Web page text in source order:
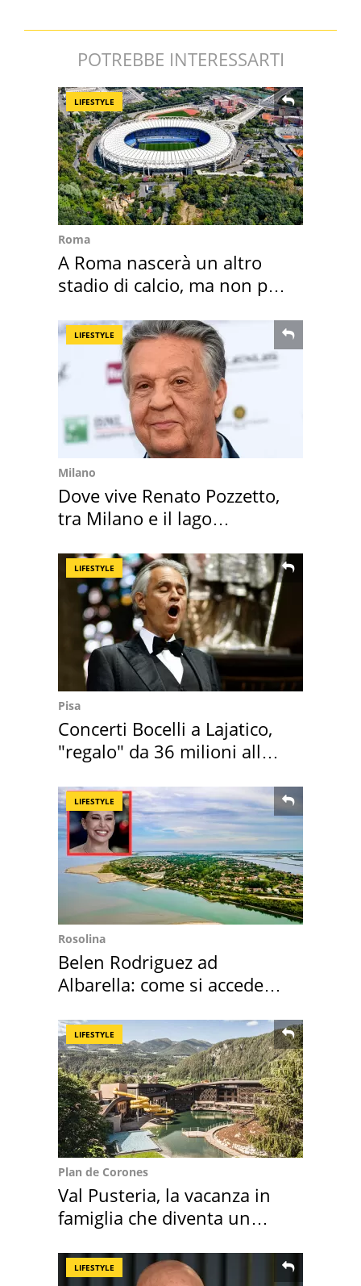
POTREBBE INTERESSARTI
LIFESTYLE
Roma
A Roma nascerà un altro
stadio di calcio, ma non per
LIFESTYLE
Milano
Dove vive Renato Pozzetto,
tra Milano e il lago
LIFESTYLE
Pisa
Concerti Bocelli a Lajatico,
"regalo" da 36 milioni alla
LIFESTYLE
Rosolina
Belen Rodriguez ad
Albarella: come si accede
LIFESTYLE
Plan de Corones
Val Pusteria, la vacanza in
famiglia che diventa un
LIFESTYLE